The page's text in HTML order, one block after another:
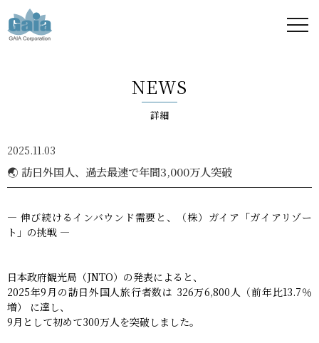
ア -
GAIA
Corporation
-
NEWS
詳細
2025.11.03
🌏 訪日外国人、過去最速で年間3,000万人突破
― 伸び続けるインバウンド需要と、（株）ガイア「ガイアリゾー
ト」の挑戦 ―
日本政府観光局（JNTO）の発表によると、
2025年9月の訪日外国人旅行者数は 326万6,800人（前年比13.7％
増） に達し、
9月として初めて300万人を突破しました。